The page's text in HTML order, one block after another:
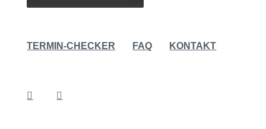
TERMIN-CHECKER FAQ KONTAKT